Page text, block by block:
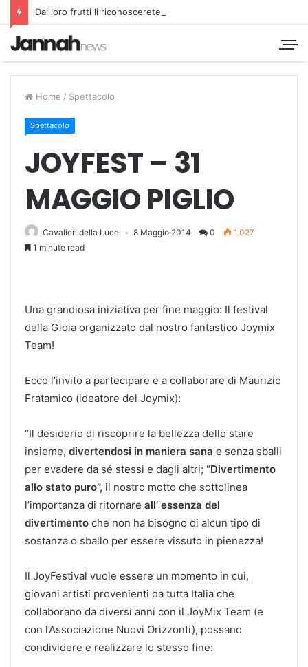
Dai loro frutti li riconoscerete
Home / Spettacolo
Spettacolo
JOYFEST – 31
MAGGIO PIGLIO
Cavalieri della Luce 8 Maggio 2014 0
1.027
1 minute read
Una grandiosa iniziativa per fine maggio: Il festival
della Gioia organizzato dal nostro fantastico Joymix
Team!
Ecco l’invito a partecipare e a collaborare di Maurizio
Fratamico (ideatore del Joymix):
“Il desiderio di riscoprire la bellezza dello stare
insieme, divertendosi in maniera sana e senza sballi
per evadere da sé stessi e dagli altri; “Divertimento
allo stato puro”, il nostro motto che sottolinea
l’importanza di ritornare all’ essenza del
divertimento che non ha bisogno di alcun tipo di
sostanza o sballo per essere vissuto in pienezza!
Il JoyFestival vuole essere un momento in cui,
giovani artisti provenienti da tutta Italia che
collaborano da diversi anni con il JoyMix Team (e
con l’Associazione Nuovi Orizzonti), possano
condividere e realizzare lo stesso fine: